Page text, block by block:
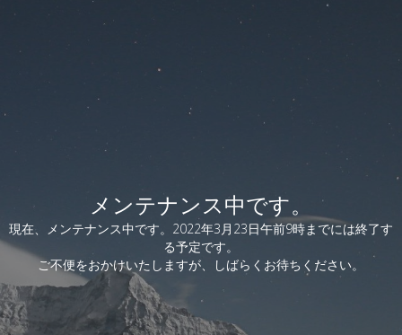
メンテナンス中です。
現在、メンテナンス中です。2022年3月23日午前9時までには終了す
る予定です。
ご不便をおかけいたしますが、しばらくお待ちください。